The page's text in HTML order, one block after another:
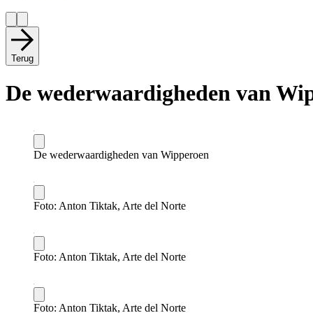
Terug
De wederwaardigheden van
De wederwaardigheden van Wipperoen
Foto: Anton Tiktak, Arte del Norte
Foto: Anton Tiktak, Arte del Norte
Foto: Anton Tiktak, Arte del Norte